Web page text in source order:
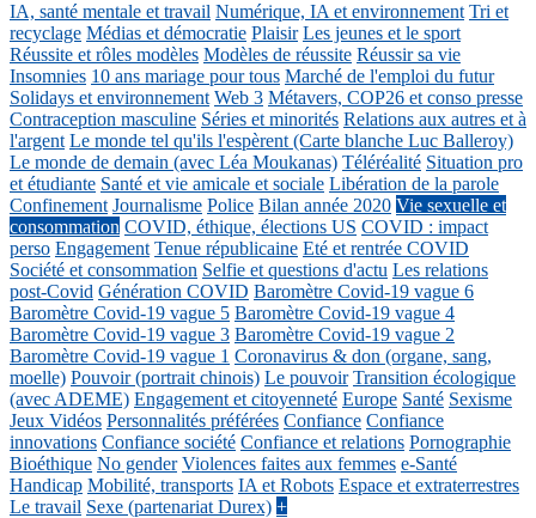
IA, santé mentale et travail Numérique, IA et environnement Tri et
recyclage Médias et démocratie Plaisir Les jeunes et le sport
Réussite et rôles modèles Modèles de réussite Réussir sa vie
Insomnies 10 ans mariage pour tous Marché de l'emploi du futur
Solidays et environnement Web 3 Métavers, COP26 et conso presse
Contraception masculine Séries et minorités Relations aux autres et à
l'argent Le monde tel qu'ils l'espèrent (Carte blanche Luc Balleroy)
Le monde de demain (avec Léa Moukanas) Téléréalité Situation pro
et étudiante Santé et vie amicale et sociale Libération de la parole
Confinement Journalisme Police Bilan année 2020 Vie sexuelle et
consommation COVID, éthique, élections US COVID : impact
perso Engagement Tenue républicaine Eté et rentrée COVID
Société et consommation Selfie et questions d'actu Les relations
post-Covid Génération COVID Baromètre Covid-19 vague 6
Baromètre Covid-19 vague 5 Baromètre Covid-19 vague 4
Baromètre Covid-19 vague 3 Baromètre Covid-19 vague 2
Baromètre Covid-19 vague 1 Coronavirus & don (organe, sang,
moelle) Pouvoir (portrait chinois) Le pouvoir Transition écologique
(avec ADEME) Engagement et citoyenneté Europe Santé Sexisme
Jeux Vidéos Personnalités préférées Confiance Confiance
innovations Confiance société Confiance et relations Pornographie
Bioéthique No gender Violences faites aux femmes e-Santé
Handicap Mobilité, transports IA et Robots Espace et extraterrestres
Le travail Sexe (partenariat Durex) +